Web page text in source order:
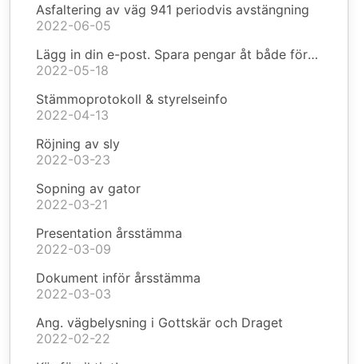
Asfaltering av väg 941 periodvis avstängning
2022-06-05
Lägg in din e-post. Spara pengar åt både föreningen och dig själv!
2022-05-18
Stämmoprotokoll & styrelseinfo
2022-04-13
Röjning av sly
2022-03-23
Sopning av gator
2022-03-21
Presentation årsstämma
2022-03-09
Dokument inför årsstämma
2022-03-03
Ang. vägbelysning i Gottskär och Draget
2022-02-22